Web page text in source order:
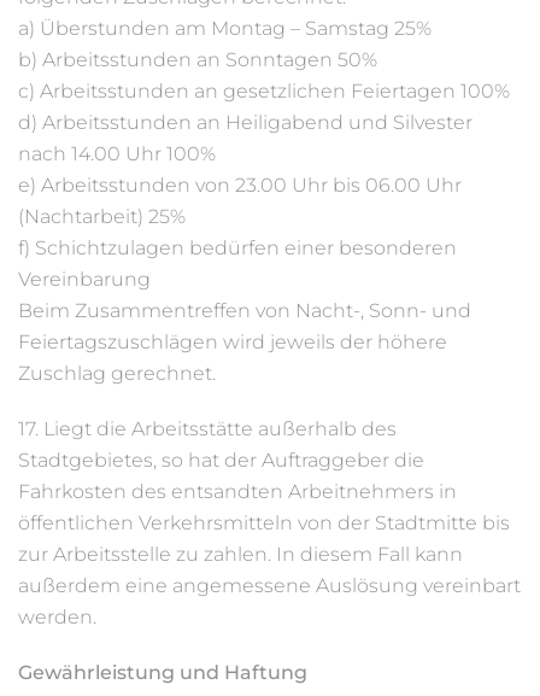
a) Überstunden am Montag – Samstag 25%
b) Arbeitsstunden an Sonntagen 50%
c) Arbeitsstunden an gesetzlichen Feiertagen 100%
d) Arbeitsstunden an Heiligabend und Silvester
nach 14.00 Uhr 100%
e) Arbeitsstunden von 23.00 Uhr bis 06.00 Uhr
(Nachtarbeit) 25%
f) Schichtzulagen bedürfen einer besonderen
Vereinbarung
Beim Zusammentreffen von Nacht-, Sonn- und
Feiertagszuschlägen wird jeweils der höhere
Zuschlag gerechnet.
17. Liegt die Arbeitsstätte außerhalb des
Stadtgebietes, so hat der Auftraggeber die
Fahrkosten des entsandten Arbeitnehmers in
öffentlichen Verkehrsmitteln von der Stadtmitte bis
zur Arbeitsstelle zu zahlen. In diesem Fall kann
außerdem eine angemessene Auslösung vereinbart
werden.
Gewährleistung und Haftung